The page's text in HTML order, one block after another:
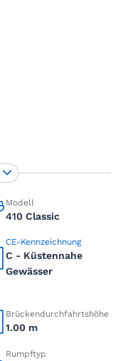
Modell
410 Classic
CE-Kennzeichnung
C - Küstennahe
Gewässer
Brückendurchfahrtshöhe
1.00 m
Rumpftyp